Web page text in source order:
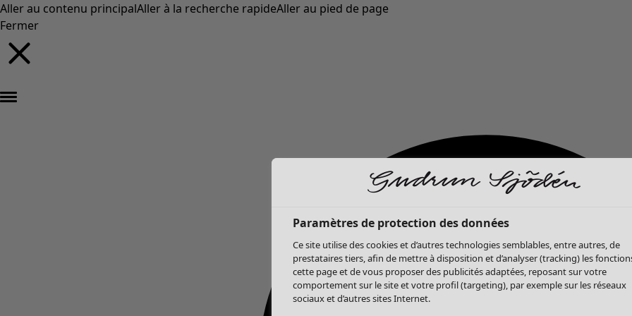
Aller au contenu principalAller à la recherche rapideAller au pied de page
Fermer
Paramètres de protection des données
Ce site utilise des cookies et d’autres technologies semblables, entre autres, de
prestataires tiers, afin de mettre à disposition et d’analyser (tracking) les
cette page et de vous proposer des publicités adaptées, reposant sur votre
comportement sur le site et votre profil (targeting), par exemple sur les réseaux
sociaux et d’autres sites Internet.